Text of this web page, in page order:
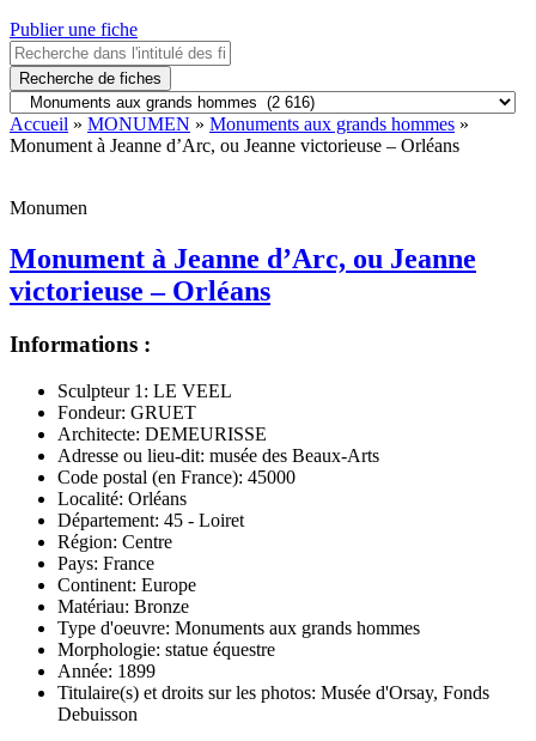
Publier une fiche
Recherche de fiches
Accueil » MONUMEN » Monuments aux grands hommes »
Monument à Jeanne d’Arc, ou Jeanne victorieuse – Orléans
Monumen
Monument à Jeanne d’Arc, ou Jeanne
victorieuse – Orléans
Informations :
Sculpteur 1: LE VEEL
Fondeur: GRUET
Architecte: DEMEURISSE
Adresse ou lieu-dit: musée des Beaux-Arts
Code postal (en France): 45000
Localité: Orléans
Département: 45 - Loiret
Région: Centre
Pays: France
Continent: Europe
Matériau: Bronze
Type d'oeuvre: Monuments aux grands hommes
Morphologie: statue équestre
Année: 1899
Titulaire(s) et droits sur les photos: Musée d'Orsay, Fonds
Debuisson